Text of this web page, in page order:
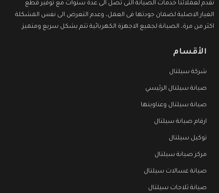
نقدم لعملائنا خدمات الصيانة التى تصل الى عدة سنوات مع توفير قطع
الغيار الاصلية لضمان جودتها فى العمل، وعدم التعرض الى نفس المشكلة
اكثر من مرة، الصيانة لجميع الاجهزة الكهربائية تتم بشكل سريع ومتميز.
الأقسام
شركة سيلتال
صيانة سيلتال الرئيسي
صيانة سيلتال وعناوينها
ارقام صيانة سيلتال
توكيل سيلتال
مركز صيانة سيلتال
صيانة غسالات سيلتال
صيانة ثلاجات سيلتال